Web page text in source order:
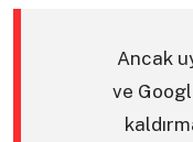
Ancak
ve